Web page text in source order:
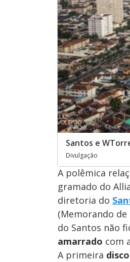
Santos e
Divulgação
A polêmica
gramado do
diretoria do
(Memorando
do Santos não
amarrado com
A primeira